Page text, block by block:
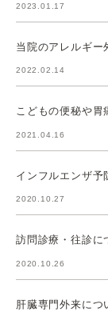
2023.01.17
当院のアレルギー
2022.02.14
こどもの便秘や胃
2021.04.16
インフルエンザ予
2020.10.27
訪問診療・往診に
2020.10.26
肝臓専門外来につ